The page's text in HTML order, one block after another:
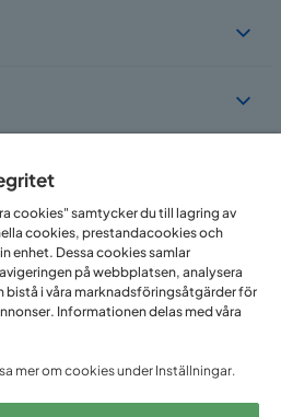
i flera länder
cookies" samtycker du till lagring av
cookies, prestandacookies och
enhet. Dessa cookies samlar
på webbplatsen, analysera
bistå i våra marknadsföringsåtgärder för
Informationen delas med våra
mer om cookies under Inställningar.